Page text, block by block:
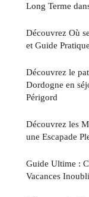
Long Terme
Découvrez Où
et Guide
Découvrez le
Dordogne en
Périgord
Découvrez les
une Escapade
Guide Ultime :
Vacances